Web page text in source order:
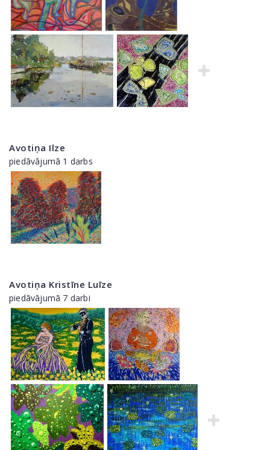
Avotiņa Ilze
piedāvājumā 1 darbs
Avotiņa Kristīne Luīze
piedāvājumā 7 darbi